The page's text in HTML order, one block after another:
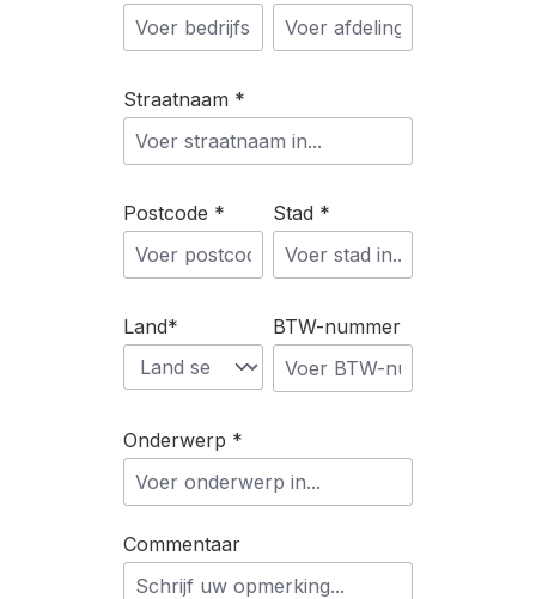
Straatnaam *
Postcode * Stad *
Land* BTW-nummer
Onderwerp *
Commentaar